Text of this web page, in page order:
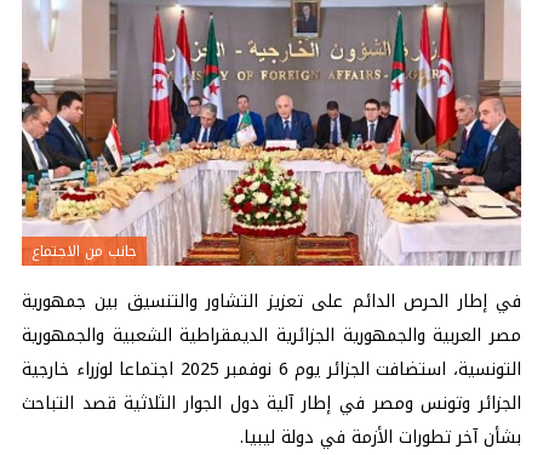
جانب من الاجتماع
في إطار الحرص الدائم على تعزيز التشاور والتنسيق بين جمهورية
مصر العربية والجمهورية الجزائرية الديمقراطية الشعبية والجمهورية
التونسية، استضافت الجزائر يوم 6 نوفمبر 2025 اجتماعا لوزراء خارجية
الجزائر وتونس ومصر في إطار آلية دول الجوار الثلاثية قصد التباحث
بشأن آخر تطورات الأزمة في دولة ليبيا.